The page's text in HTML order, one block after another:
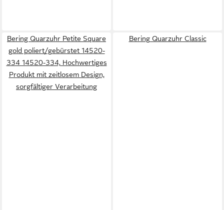
Bering Quarzuhr Petite Square
gold poliert/gebürstet 14520-
334 14520-334, Hochwertiges
Produkt mit zeitlosem Design,
sorgfältiger Verarbeitung
Bering Quarzuhr Classic